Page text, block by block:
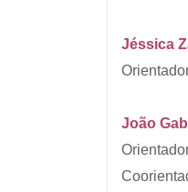
Jéssica
João